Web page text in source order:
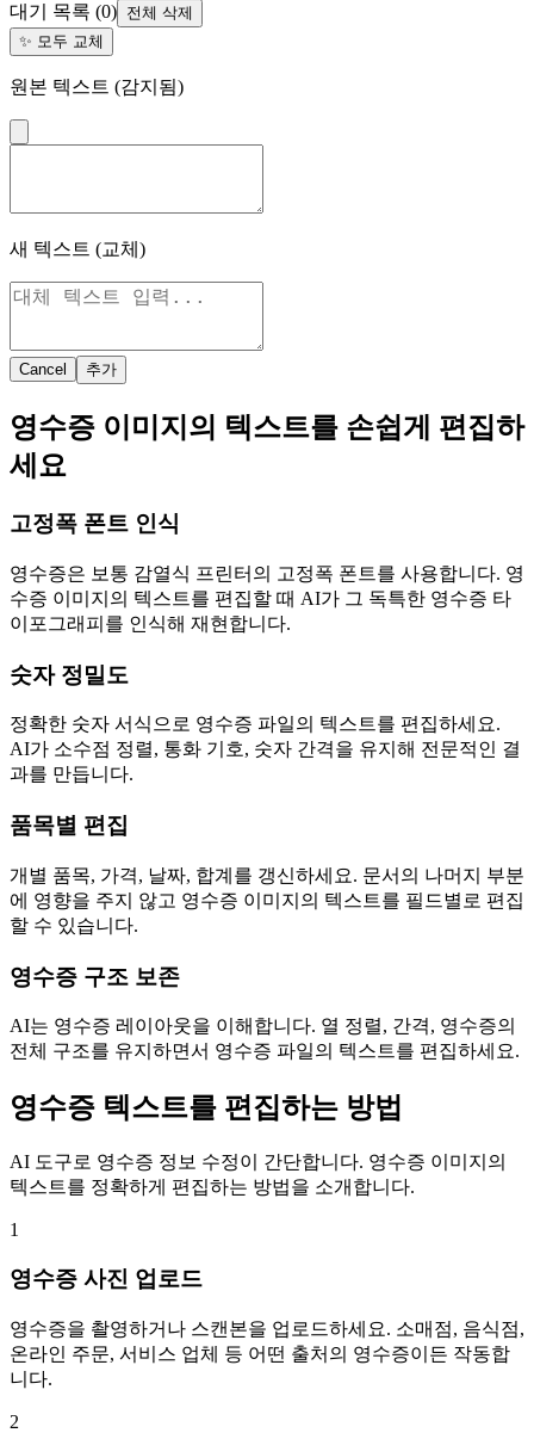
대기 목록 (0) 전체 삭제
✨ 모두 교체
원본 텍스트 (감지됨)
새 텍스트 (교체)
Cancel 추가
영수증 이미지의 텍스트를 손쉽게 편집하
세요
고정폭 폰트 인식
영수증은 보통 감열식 프린터의 고정폭 폰트를 사용합니다. 영
수증 이미지의 텍스트를 편집할 때 AI가 그 독특한 영수증 타
이포그래피를 인식해 재현합니다.
숫자 정밀도
정확한 숫자 서식으로 영수증 파일의 텍스트를 편집하세요.
AI가 소수점 정렬, 통화 기호, 숫자 간격을 유지해 전문적인 결
과를 만듭니다.
품목별 편집
개별 품목, 가격, 날짜, 합계를 갱신하세요. 문서의 나머지 부분
에 영향을 주지 않고 영수증 이미지의 텍스트를 필드별로 편집
할 수 있습니다.
영수증 구조 보존
AI는 영수증 레이아웃을 이해합니다. 열 정렬, 간격, 영수증의
전체 구조를 유지하면서 영수증 파일의 텍스트를 편집하세요.
영수증 텍스트를 편집하는 방법
AI 도구로 영수증 정보 수정이 간단합니다. 영수증 이미지의
텍스트를 정확하게 편집하는 방법을 소개합니다.
1
영수증 사진 업로드
영수증을 촬영하거나 스캔본을 업로드하세요. 소매점, 음식점,
온라인 주문, 서비스 업체 등 어떤 출처의 영수증이든 작동합
니다.
2